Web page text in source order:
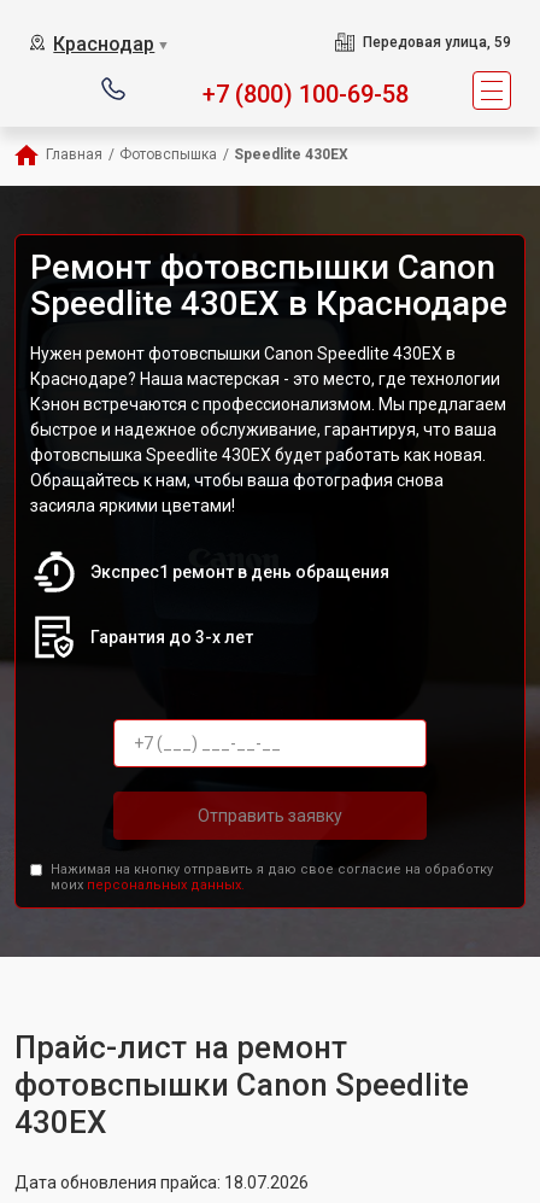
Краснодар ▼ Передовая улица, 59
+7 (800) 100-69-58
Главная / Фотовспышка / Speedlite 430EX
Ремонт фотовспышки Canon
Speedlite 430EX в Краснодаре
Нужен ремонт фотовспышки Canon Speedlite 430EX в
Краснодаре? Наша мастерская - это место, где технологии
Кэнон встречаются с профессионализмом. Мы предлагаем
быстрое и надежное обслуживание, гарантируя, что ваша
фотовспышка Speedlite 430EX будет работать как новая.
Обращайтесь к нам, чтобы ваша фотография снова
засияла яркими цветами!
Экспрес1 ремонт в день обращения
Гарантия до 3-х лет
Отправить заявку
Нажимая на кнопку отправить я даю свое согласие на обработку
моих персональных данных.
Прайс-лист на ремонт
фотовспышки Canon Speedlite
430EX
Дата обновления прайса: 18.07.2026